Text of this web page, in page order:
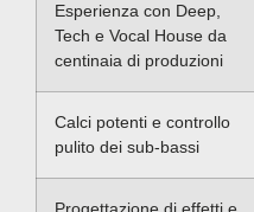
Esperienza con Deep,
Tech e Vocal House da
centinaia di produzioni
Calci potenti e controllo
pulito dei sub-bassi